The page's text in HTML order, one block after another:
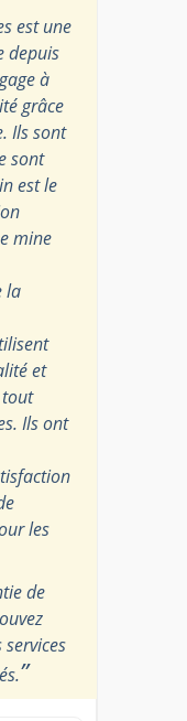
est une
depuis
à
grâce
Ils sont
sont
est le
mine
la
et
tout
Ils ont
les
de
”